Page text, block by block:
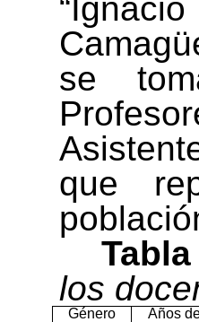
se
que
los
Género Años